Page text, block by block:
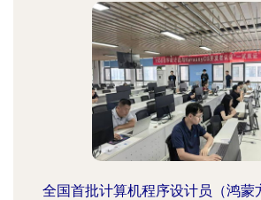
全国首批计算机程序设计员（鸿蒙